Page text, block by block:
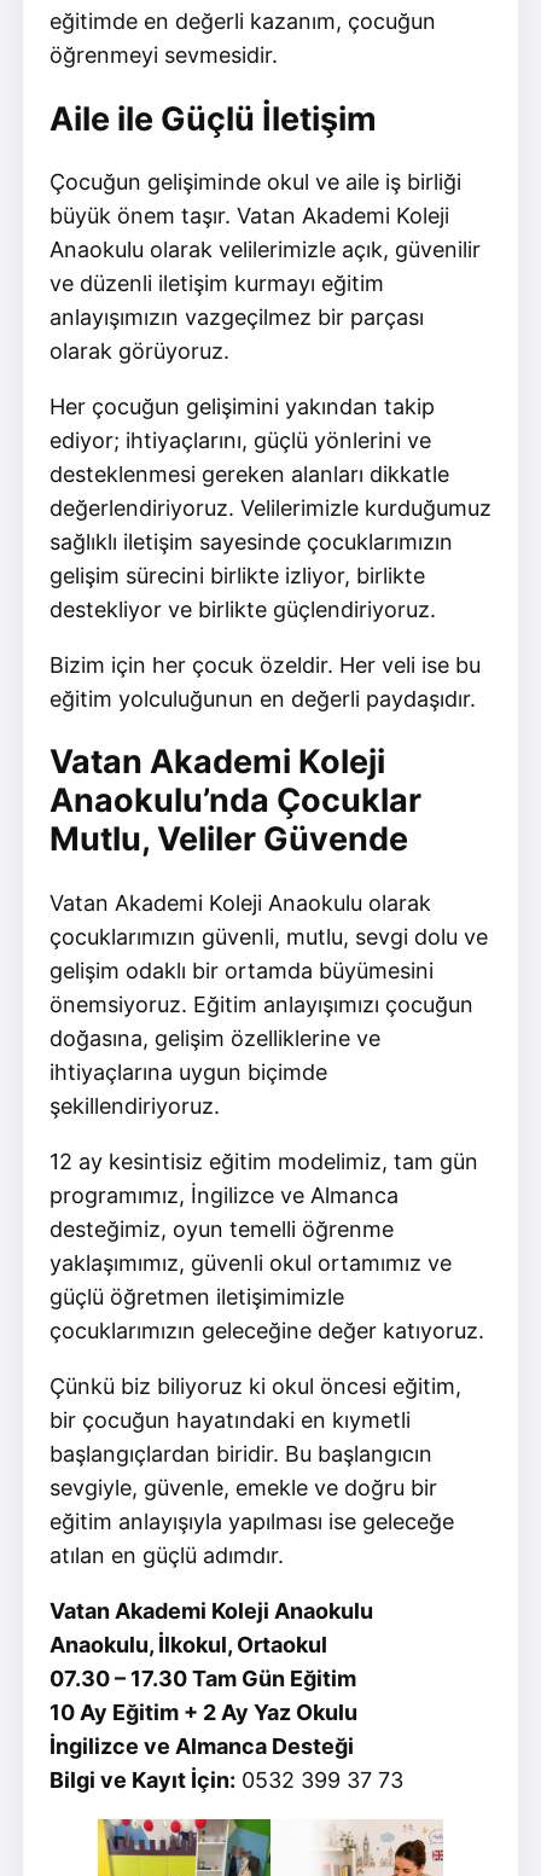
eğitimde en değerli kazanım, çocuğun
öğrenmeyi sevmesidir.
Aile ile Güçlü İletişim
Çocuğun gelişiminde okul ve aile iş birliği
büyük önem taşır. Vatan Akademi Koleji
Anaokulu olarak velilerimizle açık, güvenilir
ve düzenli iletişim kurmayı eğitim
anlayışımızın vazgeçilmez bir parçası
olarak görüyoruz.
Her çocuğun gelişimini yakından takip
ediyor; ihtiyaçlarını, güçlü yönlerini ve
desteklenmesi gereken alanları dikkatle
değerlendiriyoruz. Velilerimizle kurduğumuz
sağlıklı iletişim sayesinde çocuklarımızın
gelişim sürecini birlikte izliyor, birlikte
destekliyor ve birlikte güçlendiriyoruz.
Bizim için her çocuk özeldir. Her veli ise bu
eğitim yolculuğunun en değerli paydaşıdır.
Vatan Akademi Koleji
Anaokulu’nda Çocuklar
Mutlu, Veliler Güvende
Vatan Akademi Koleji Anaokulu olarak
çocuklarımızın güvenli, mutlu, sevgi dolu ve
gelişim odaklı bir ortamda büyümesini
önemsiyoruz. Eğitim anlayışımızı çocuğun
doğasına, gelişim özelliklerine ve
ihtiyaçlarına uygun biçimde
şekillendiriyoruz.
12 ay kesintisiz eğitim modelimiz, tam gün
programımız, İngilizce ve Almanca
desteğimiz, oyun temelli öğrenme
yaklaşımımız, güvenli okul ortamımız ve
güçlü öğretmen iletişimimizle
çocuklarımızın geleceğine değer katıyoruz.
Çünkü biz biliyoruz ki okul öncesi eğitim,
bir çocuğun hayatındaki en kıymetli
başlangıçlardan biridir. Bu başlangıcın
sevgiyle, güvenle, emekle ve doğru bir
eğitim anlayışıyla yapılması ise geleceğe
atılan en güçlü adımdır.
Vatan Akademi Koleji Anaokulu
Anaokulu, İlkokul, Ortaokul
07.30 – 17.30 Tam Gün Eğitim
10 Ay Eğitim + 2 Ay Yaz Okulu
İngilizce ve Almanca Desteği
Bilgi ve Kayıt İçin: 0532 399 37 73